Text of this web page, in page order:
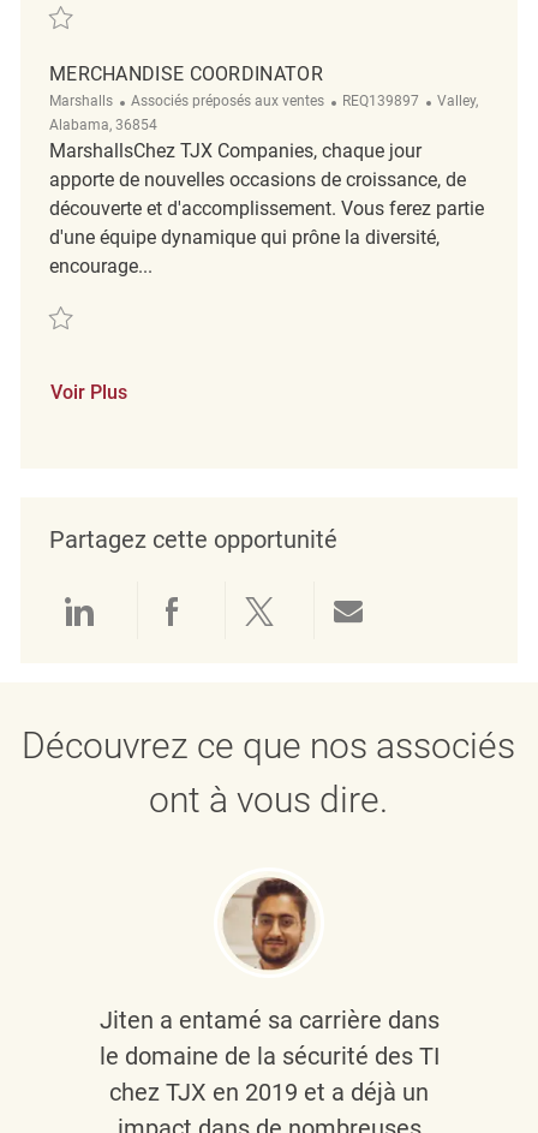
Sauvegarder Merchandise Coordinator REQ144060
MERCHANDISE COORDINATOR
Marshalls Catégorie
Associés préposés aux ventes ReqId
REQ139897 Emplacement
Valley,
Alabama, 36854
MarshallsChez TJX Companies, chaque jour
apporte de nouvelles occasions de croissance, de
découverte et d'accomplissement. Vous ferez partie
d'une équipe dynamique qui prône la diversité,
encourage...
Sauvegarder Merchandise Coordinator REQ139897
Voir Plus
Partagez cette opportunité
Partager via LinkedIn
Partager via Facebook
Partager via twitter
Découvrez ce que nos associés
ont à vous dire.
Jiten a entamé sa carrière dans
le domaine de la sécurité des TI
chez TJX en 2019 et a déjà un